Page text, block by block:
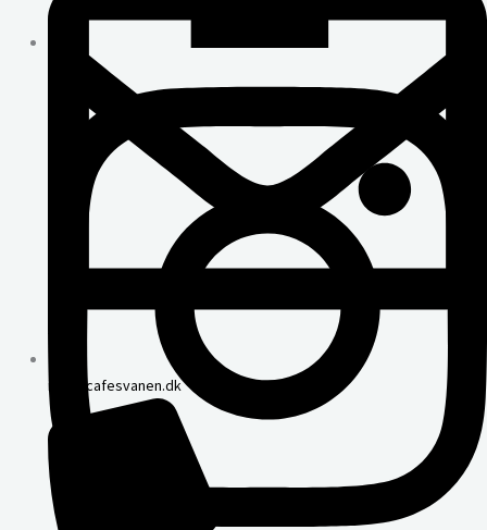
info@cafesvanen.dk